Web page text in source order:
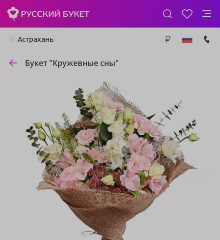
Астрахань
Букет "Кружевные сны"